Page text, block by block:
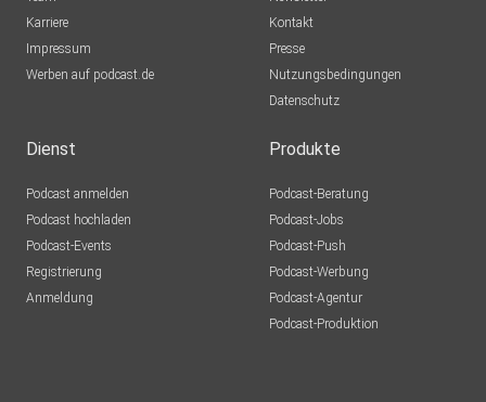
Karriere
Impressum
Werben auf podcast.de
Kontakt
Presse
Nutzungsbedingungen
Datenschutz
Dienst
Podcast anmelden
Podcast hochladen
Podcast-Events
Registrierung
Anmeldung
Produkte
Podcast-Beratung
Podcast-Jobs
Podcast-Push
Podcast-Werbung
Podcast-Agentur
Podcast-Produktion